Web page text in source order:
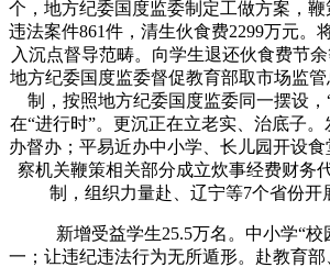
个，地方纪委国度监委制定工做方案，
违法案件861件，清生伙食费2299万元。
入沉点督导范畴。向学生退还伙食费节余
地方纪委国度监委督促教育部取市场监管
制，按照地方纪委国度监委同一摆设，
在“进行时”。更沉正在立老实、治底子
办督办；平易近办中小学、长儿园开设
察机关鞭策相关部分成立炊事经费财务
制，组织力量赴、辽宁等7个省份开
新增受益学生25.5万名。中小学“校
一；让违纪违法行为无所遁形。赴教育